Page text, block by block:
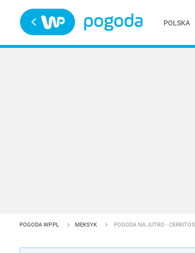
POLSKA
POGODA WP.PL MEKSYK POGODA NA JUTRO - CERRITOS